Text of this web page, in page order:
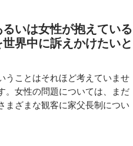
いは女性が抱えている
界中に訴えかけたいと
うことはそれほど考えていませ
。女性の問題については、まだ
まざまな観客に家父長制につい